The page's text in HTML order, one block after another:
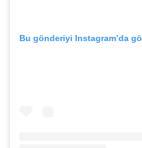
Bu gönderiyi Instagram’da